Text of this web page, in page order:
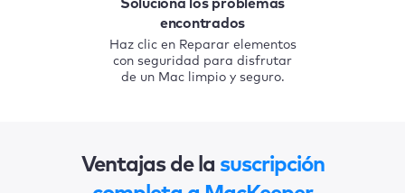
Soluciona los problemas
encontrados
Haz clic en Reparar elementos
con seguridad para disfrutar
de un Mac limpio y seguro.
Ventajas de la suscripción